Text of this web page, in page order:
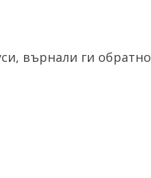
върнали ги обратно